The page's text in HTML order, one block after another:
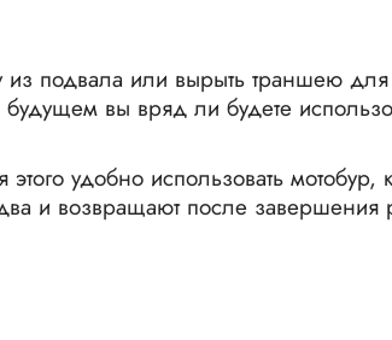
подвала или вырыть траншею для
вы вряд ли будете
удобно использовать мотобур,
и возвращают после завершения